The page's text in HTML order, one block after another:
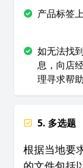
产品标签
如无法找
息，向店
理寻求帮助
5. 多选题
根据当地要